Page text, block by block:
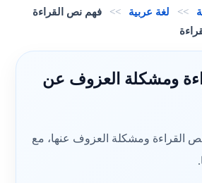
>> لغة عربية >>
فهم نص القراءة
ومشكلة العزوف عن
القراءة ومشكلة العزوف عنها، مع